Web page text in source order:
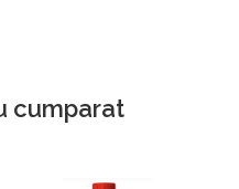
cumparat